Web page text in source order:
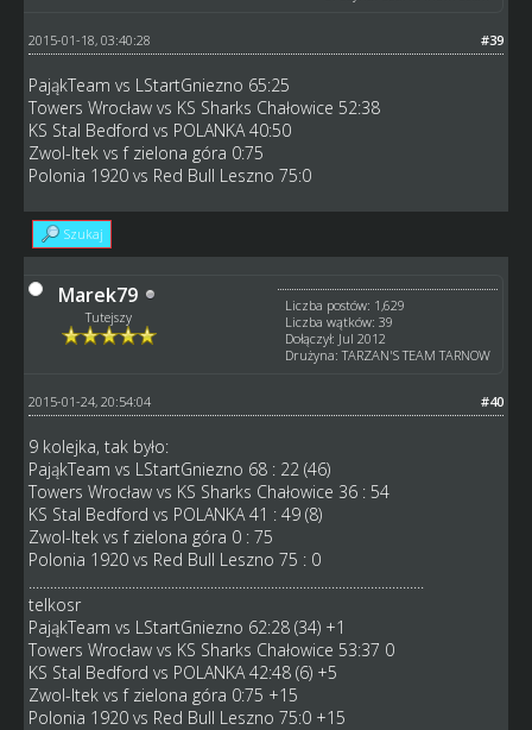
#39
2015-01-18, 03:40:28
PająkTeam vs LStartGniezno 65:25
Towers Wrocław vs KS Sharks Chałowice 52:38
KS Stal Bedford vs POLANKA 40:50
Zwol-Itek vs f zielona góra 0:75
Polonia 1920 vs Red Bull Leszno 75:0
Szukaj
Marek79
Tutejszy
Liczba postów: 1,629
Liczba wątków: 39
Dołączył: Jul 2012
Drużyna: TARZAN'S TEAM TARNOW
#40
2015-01-24, 20:54:04
9 kolejka, tak było:
PająkTeam vs LStartGniezno 68 : 22 (46)
Towers Wrocław vs KS Sharks Chałowice 36 : 54
KS Stal Bedford vs POLANKA 41 : 49 (8)
Zwol-Itek vs f zielona góra 0 : 75
Polonia 1920 vs Red Bull Leszno 75 : 0
telkosr
PająkTeam vs LStartGniezno 62:28 (34) +1
Towers Wrocław vs KS Sharks Chałowice 53:37 0
KS Stal Bedford vs POLANKA 42:48 (6) +5
Zwol-Itek vs f zielona góra 0:75 +15
Polonia 1920 vs Red Bull Leszno 75:0 +15